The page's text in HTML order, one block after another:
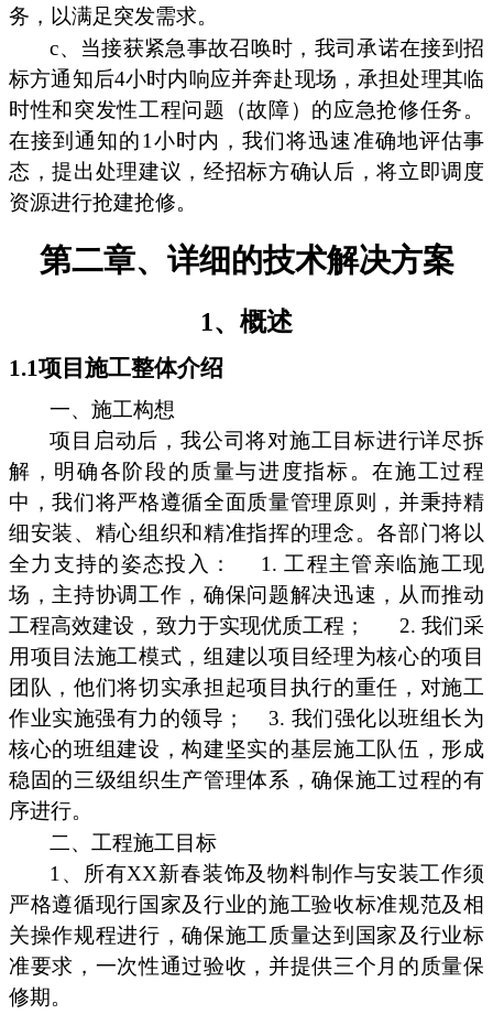
务，以满足突发需求。
c、当接获紧急事故召唤时，我司承诺在接到招
标方通知后4小时内响应并奔赴现场，承担处理其临
时性和突发性工程问题（故障）的应急抢修任务。
在接到通知的1小时内，我们将迅速准确地评估事
态，提出处理建议，经招标方确认后，将立即调度
资源进行抢建抢修。
第二章、详细的技术解决方案
1、概述
1.1项目施工整体介绍
一、施工构想
项目启动后，我公司将对施工目标进行详尽拆
解，明确各阶段的质量与进度指标。在施工过程
中，我们将严格遵循全面质量管理原则，并秉持精
细安装、精心组织和精准指挥的理念。各部门将以
全力支持的姿态投入：
1. 工程主管亲临施工现
场，主持协调工作，确保问题解决迅速，从而推动
工程高效建设，致力于实现优质工程；
2. 我们采
用项目法施工模式，组建以项目经理为核心的项目
团队，他们将切实承担起项目执行的重任，对施工
作业实施强有力的领导；
3. 我们强化以班组长为
核心的班组建设，构建坚实的基层施工队伍，形成
稳固的三级组织生产管理体系，确保施工过程的有
序进行。
二、工程施工目标
1、所有XX新春装饰及物料制作与安装工作须
严格遵循现行国家及行业的施工验收标准规范及相
关操作规程进行，确保施工质量达到国家及行业标
准要求，一次性通过验收，并提供三个月的质量保
修期。